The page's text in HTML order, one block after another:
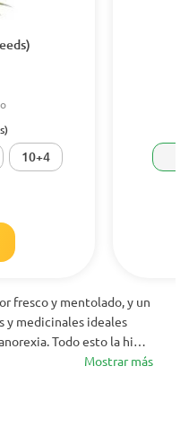
10+4
fresco y mentolado, y un
y medicinales ideales
Todo esto la hizo
Cup de 2014 en la
Mostrar más